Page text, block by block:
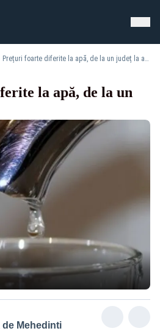
Prețuri foarte diferite la apă, de la un județ la altul
la apă, de la un
de Mehedinti